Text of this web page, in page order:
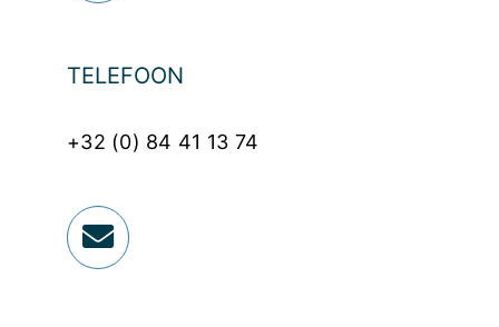
TELEFOON
+32 (0) 84 41 13 74